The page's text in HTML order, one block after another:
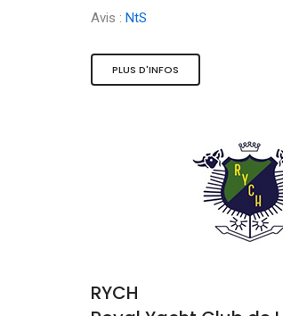
Avis : NtS
PLUS D'INFOS
RYCH